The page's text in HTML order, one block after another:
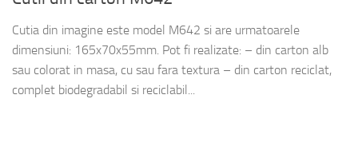
Cutia din imagine este model M642 si are urmatoarele
dimensiuni: 165x70x55mm. Pot fi realizate: – din carton alb
sau colorat in masa, cu sau fara textura – din carton reciclat,
complet biodegradabil si reciclabil...